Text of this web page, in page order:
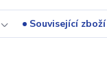
Související zboží